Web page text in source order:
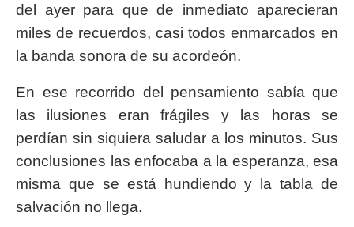
del ayer para que de inmediato aparecieran
miles de recuerdos, casi todos enmarcados en
la banda sonora de su acordeón.
En ese recorrido del pensamiento sabía que
las ilusiones eran frágiles y las horas se
perdían sin siquiera saludar a los minutos. Sus
conclusiones las enfocaba a la esperanza, esa
misma que se está hundiendo y la tabla de
salvación no llega.